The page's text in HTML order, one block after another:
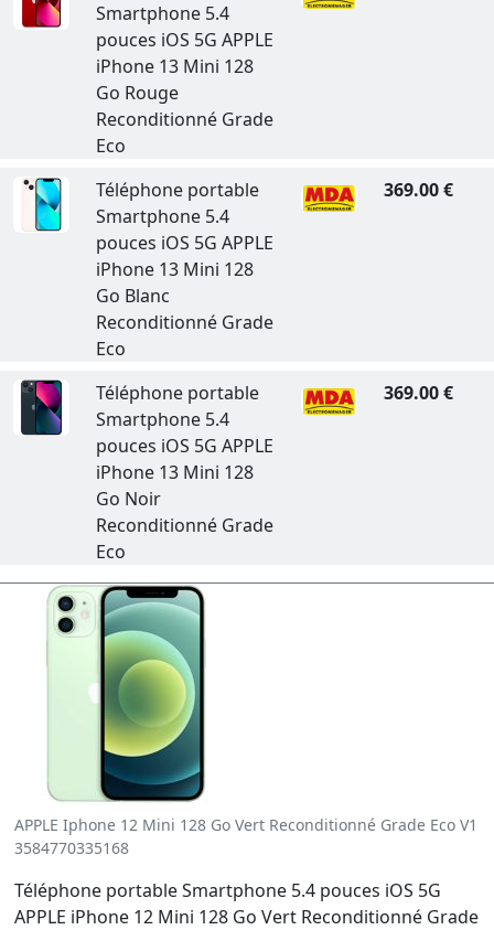
Smartphone 5.4
pouces iOS 5G APPLE
iPhone 13 Mini 128
Go Rouge
Reconditionné Grade
Eco
Téléphone portable
Smartphone 5.4
pouces iOS 5G APPLE
iPhone 13 Mini 128
Go Blanc
Reconditionné Grade
Eco
369.00 €
Téléphone portable
Smartphone 5.4
pouces iOS 5G APPLE
iPhone 13 Mini 128
Go Noir
Reconditionné Grade
Eco
369.00 €
APPLE Iphone 12 Mini 128 Go Vert Reconditionné Grade Eco V1
3584770335168
Téléphone portable Smartphone 5.4 pouces iOS 5G
APPLE iPhone 12 Mini 128 Go Vert Reconditionné Grade